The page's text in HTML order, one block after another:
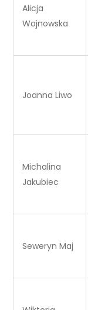
Alicja
Wojnowska
Joanna Liwo
Michalina
Jakubiec
Seweryn Maj